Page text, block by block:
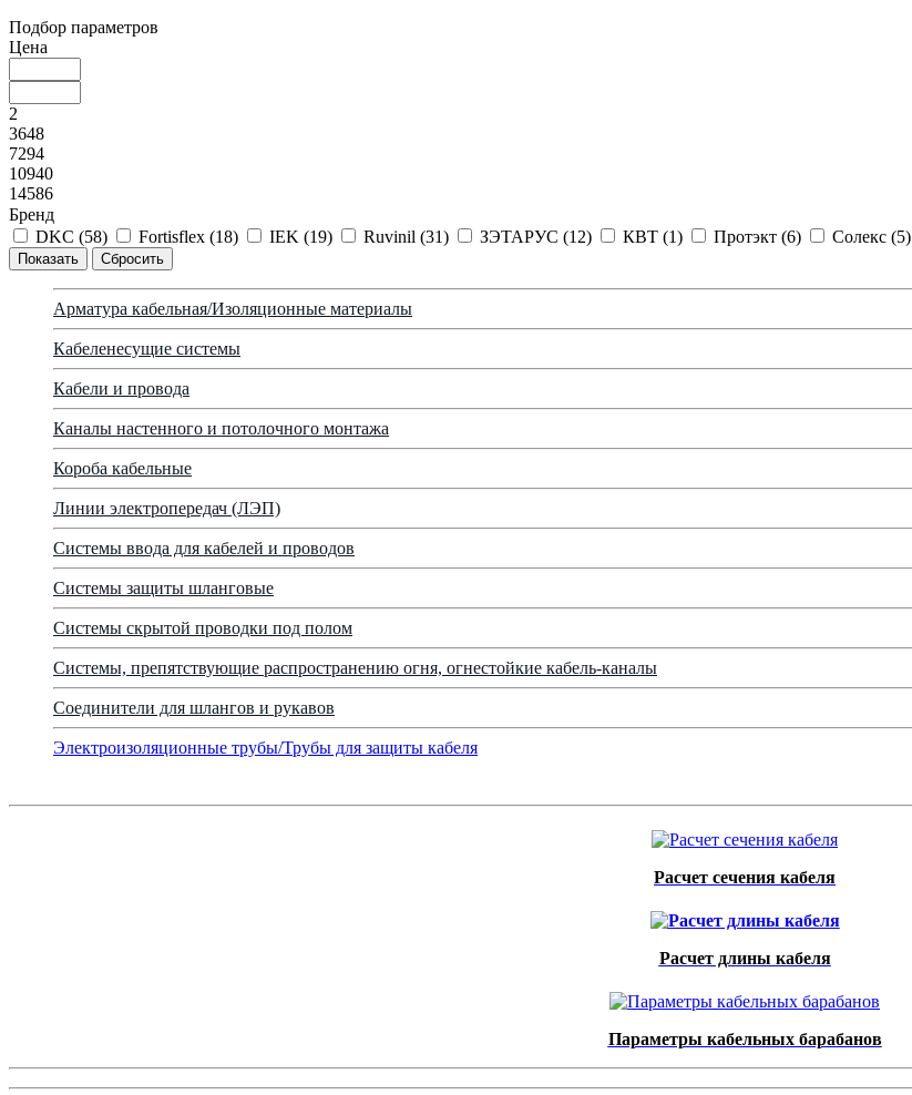
Подбор параметров
Цена
2
3648
7294
10940
14586
Бренд
DKC (58) Fortisflex (18) IEK (19) Ruvinil (31) ЗЭТАРУС (12) КВТ (1) Протэкт (6) Солекс (5)
Арматура кабельная/Изоляционные материалы
Кабеленесущие системы
Кабели и провода
Каналы настенного и потолочного монтажа
Короба кабельные
Линии электропередач (ЛЭП)
Системы ввода для кабелей и проводов
Системы защиты шланговые
Системы скрытой проводки под полом
Системы, препятствующие распространению огня, огнестойкие кабель-каналы
Соединители для шлангов и рукавов
Электроизоляционные трубы/Трубы для защиты кабеля
Расчет сечения кабеля
Расчет длины кабеля
Параметры кабельных барабанов